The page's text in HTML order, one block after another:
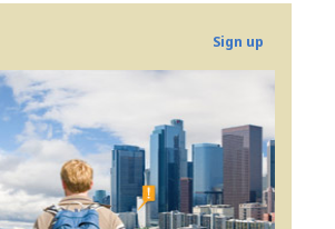
Sign up